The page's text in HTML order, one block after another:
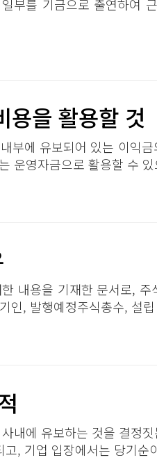
부를 기금으로 출연하여
용을 활용할 것​​
부에 유보되어 있는 이익
운영자금으로 활용할 수
내용을 기재한 문서로,
인, 발행예정주식총수, 설
내에 유보하는 것을 결정
, 기업 입장에서는 당기순